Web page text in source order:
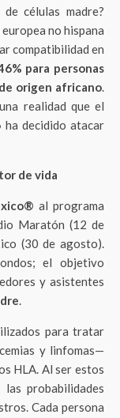
células madre?
no hispana
compatibilidad en
para personas
origen africano.
realidad que el
ha decidido atacar
de vida
al programa
Maratón (12 de
(30 de agosto).
el objetivo
y asistentes
.
para tratar
y linfomas—
HLA. Al ser estos
probabilidades
Cada persona